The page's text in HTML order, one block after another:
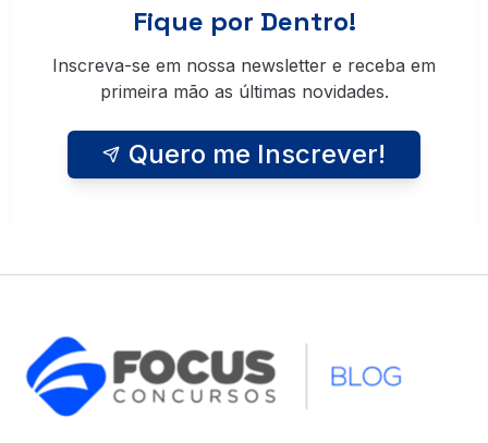
Fique por Dentro!
Inscreva-se em nossa newsletter e receba em
primeira mão as últimas novidades.
Quero me Inscrever!